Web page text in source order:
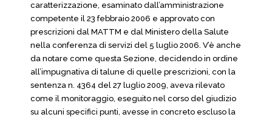
caratterizzazione, esaminato dall’amministrazione
competente il 23 febbraio 2006 e approvato con
prescrizioni dal MATTM e dal Ministero della Salute
nella conferenza di servizi del 5 luglio 2006. V’è anche
da notare come questa Sezione, decidendo in ordine
all’impugnativa di talune di quelle prescrizioni, con la
sentenza n. 4364 del 27 luglio 2009, aveva rilevato
come il monitoraggio, eseguito nel corso del giudizio
su alcuni specifici punti, avesse in concreto escluso la